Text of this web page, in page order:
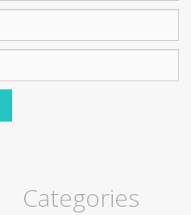
Categories